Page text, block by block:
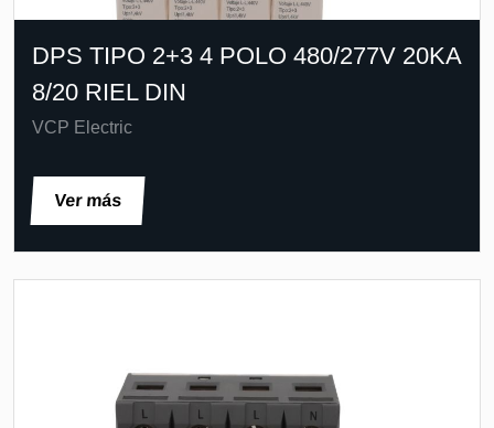
DPS TIPO 2+3 4 POLO 480/277V 20KA
8/20 RIEL DIN
VCP Electric
Ver más